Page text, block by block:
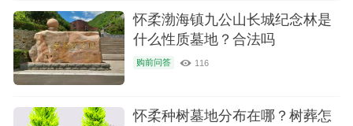
怀柔渤海镇九公山长城纪念林是
什么性质墓地？合法吗
购前问答 116
怀柔种树墓地分布在哪？树葬怎